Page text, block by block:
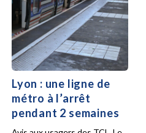
Lyon : une ligne de
métro à l’arrêt
pendant 2 semaines